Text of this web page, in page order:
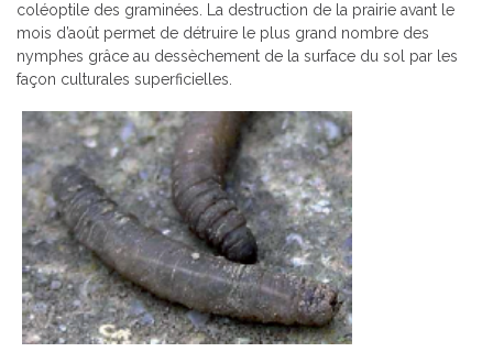
coléoptile des graminées. La destruction de la prairie avant le
mois d’août permet de détruire le plus grand nombre des
nymphes grâce au dessèchement de la surface du sol par les
façon culturales superficielles.